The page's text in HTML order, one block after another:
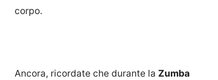
corpo.
Ancora, ricordate che durante la Zumba